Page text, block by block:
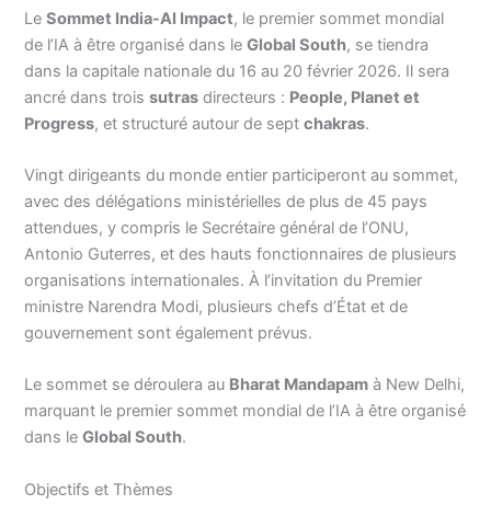
LeSommet India-AI Impact, le premier sommet mondial
de l’IA à être organisé dans leGlobal South, se tiendra
dans la capitale nationale du 16 au 20 février 2026. Il sera
ancré dans troissutras directeurs : People, Planet et
Progress, et structuré autour de septchakras.
Vingt dirigeants du monde entier participeront au sommet,
avec des délégations ministérielles de plus de 45 pays
attendues, y compris le Secrétaire général de l’ONU,
Antonio Guterres, et des hauts fonctionnaires de plusieurs
organisations internationales. À l’invitation du Premier
ministre Narendra Modi, plusieurs chefs d’État et de
gouvernement sont également prévus.
Le sommet se déroulera au Bharat Mandapam à New Delhi,
marquant le premier sommet mondial de l’IA à être organisé
dans leGlobal South.
Objectifs et Thèmes